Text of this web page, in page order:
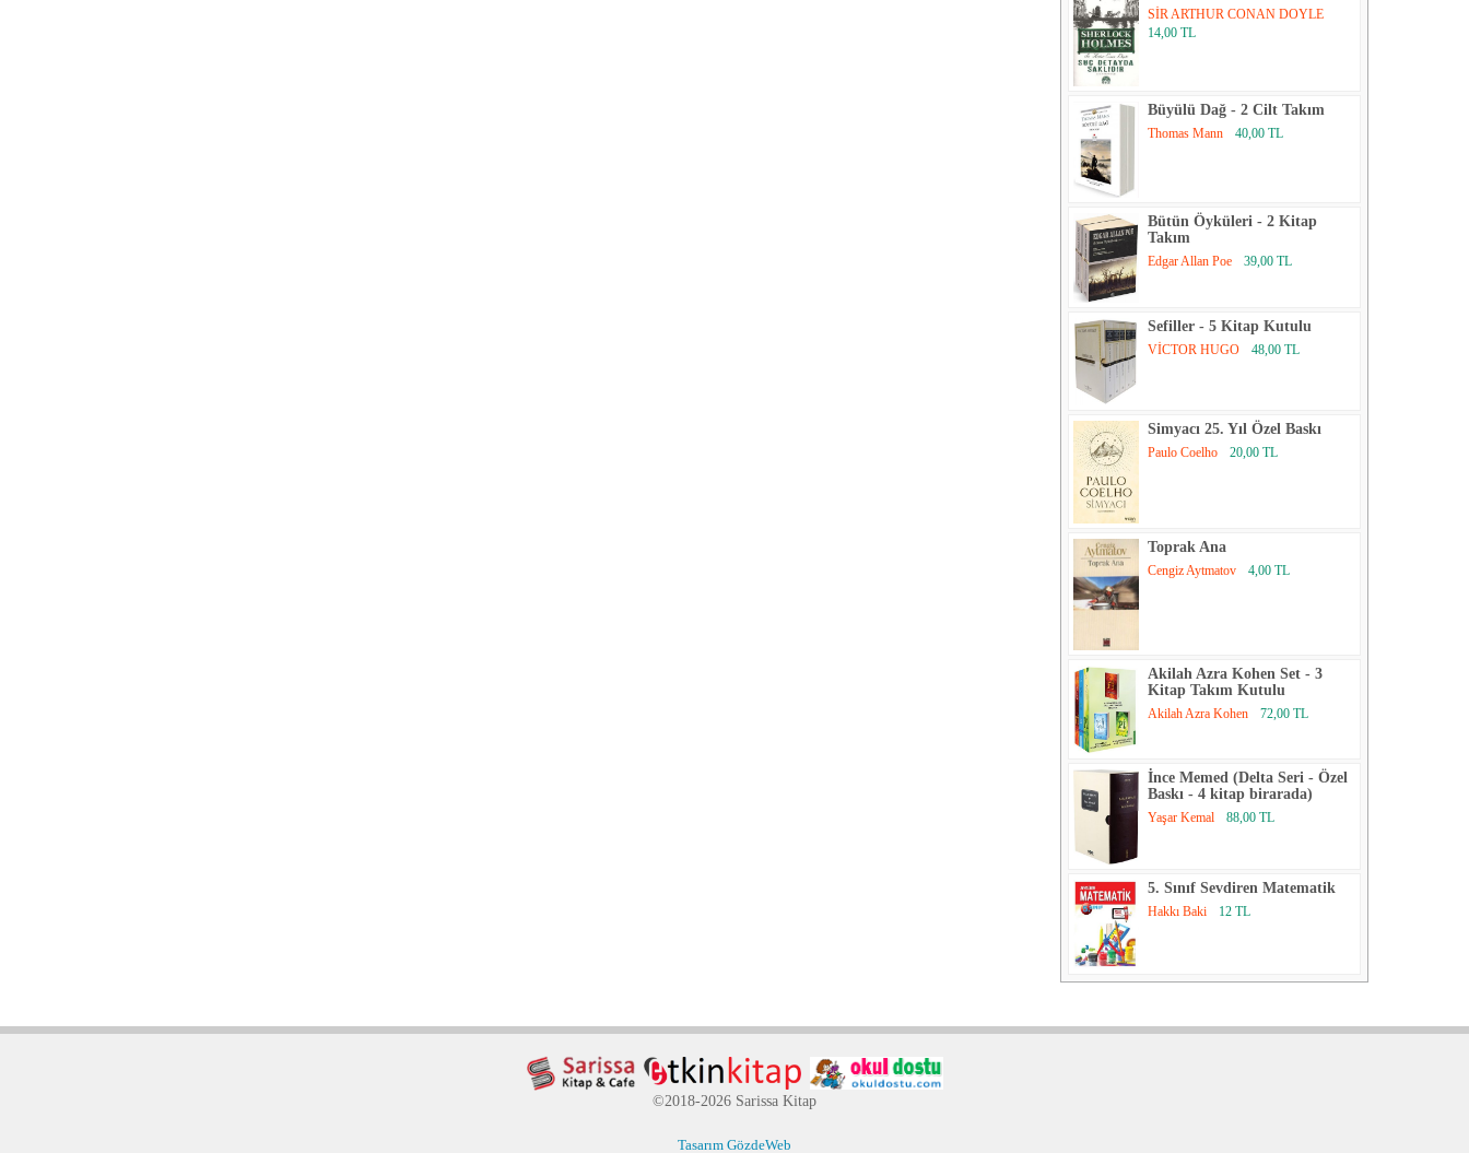
SİR ARTHUR CONAN DOYLE
14,00 TL
Büyülü Dağ - 2 Cilt Takım
Thomas Mann 40,00 TL
Bütün Öyküleri - 2 Kitap
Takım
Edgar Allan Poe 39,00 TL
Sefiller - 5 Kitap Kutulu
VİCTOR HUGO 48,00 TL
Simyacı 25. Yıl Özel Baskı
Paulo Coelho 20,00 TL
Toprak Ana
Cengiz Aytmatov 4,00 TL
Akilah Azra Kohen Set - 3
Kitap Takım Kutulu
Akilah Azra Kohen 72,00 TL
İnce Memed (Delta Seri - Özel
Baskı - 4 kitap birarada)
Yaşar Kemal 88,00 TL
5. Sınıf Sevdiren Matematik
Hakkı Baki 12 TL
©2018-2026 Sarissa Kitap
Tasarım GözdeWeb